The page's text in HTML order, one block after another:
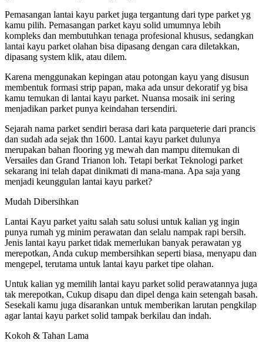
Pemasangan lantai kayu parket juga tergantung dari type parket yg
kamu pilih. Pemasangan parket kayu solid umumnya lebih
kompleks dan membutuhkan tenaga profesional khusus, sedangkan
lantai kayu parket olahan bisa dipasang dengan cara diletakkan,
dipasang system klik, atau dilem.
Karena menggunakan kepingan atau potongan kayu yang disusun
membentuk formasi strip papan, maka ada unsur dekoratif yg bisa
kamu temukan di lantai kayu parket. Nuansa mosaik ini sering
menjadikan parket punya keindahan tersendiri.
Sejarah nama parket sendiri berasa dari kata parqueterie dari prancis
dan sudah ada sejak thn 1600. Lantai kayu parket dulunya
merupakan bahan flooring yg mewah dan mampu ditemukan di
Versailes dan Grand Trianon loh. Tetapi berkat Teknologi parket
sekarang ini telah dapat dinikmati di mana-mana. Apa saja yang
menjadi keunggulan lantai kayu parket?
Mudah Dibersihkan
Lantai Kayu parket yaitu salah satu solusi untuk kalian yg ingin
punya rumah yg minim perawatan dan selalu nampak rapi bersih.
Jenis lantai kayu parket tidak memerlukan banyak perawatan yg
merepotkan, Anda cukup membersihkan seperti biasa, menyapu dan
mengepel, terutama untuk lantai kayu parket tipe olahan.
Untuk kalian yg memilih lantai kayu parket solid perawatannya juga
tak merepotkan, Cukup disapu dan dipel denga kain setengah basah.
Sesekali kamu juga disarankan untuk memberikan larutan pengkilap
agar lantai kayu parket solid tampak berkilau dan indah.
Kokoh & Tahan Lama